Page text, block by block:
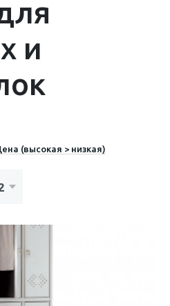
и
(высокая > низкая)